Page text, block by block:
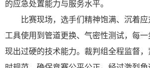
的应急处置能力与服务水平。
比赛现场，选手们精神饱满、沉着应
工具使用到管道更换、气密性测试，每
现出过硬的技术能力。裁判组全程监督，